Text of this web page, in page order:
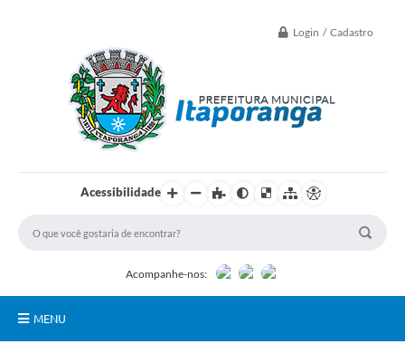
Login / Cadastro
Acessibilidade
Acompanhe-nos:
MENU